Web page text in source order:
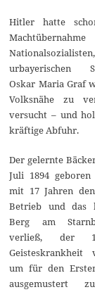
Hitler hatte
urbayerischen
Oskar Maria Graf
Volksnähe zu
versucht – und
kräftige Abfuhr.
Der gelernte
Juli 1894
mit 17 Jahren
Betrieb und das
Berg am
verließ, der
Geisteskrankheit
um für den
ausgemustert